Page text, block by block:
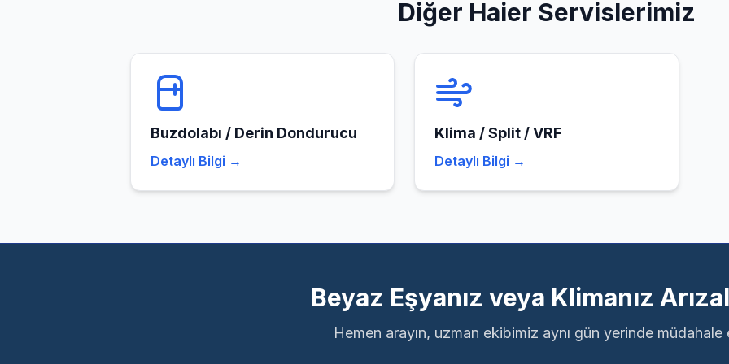
Diğer Haier Servislerimiz
Buzdolabı / Derin Dondurucu
Detaylı Bilgi →
Klima / Split / VRF
Detaylı Bilgi →
Beyaz Eşyanız veya Klimanız
Hemen arayın, uzman ekibimiz aynı gün yerinde müdahale